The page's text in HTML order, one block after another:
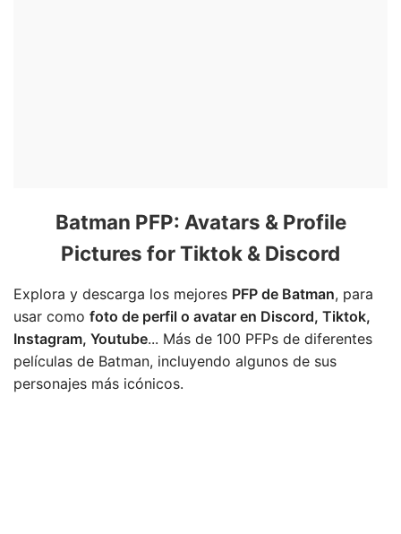
Batman PFP: Avatars & Profile
Pictures for Tiktok & Discord
Explora y descarga los mejores PFP de Batman, para
usar como foto de perfil o avatar en Discord, Tiktok,
Instagram, Youtube... Más de 100 PFPs de diferentes
películas de Batman, incluyendo algunos de sus
personajes más icónicos.